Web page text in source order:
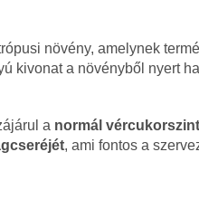
növény, amelynek
kivonat a növényből nyert
a normál
, ami fontos a